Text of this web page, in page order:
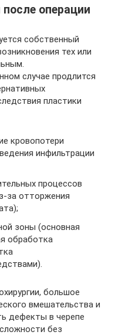
операции
собственный
тех или
случае продлится
пластики
кровопотери
инфильтрации
процессов
за отторжения
зоны (основная
обработка
большое
вмешательства и
дефекты в черепе
без